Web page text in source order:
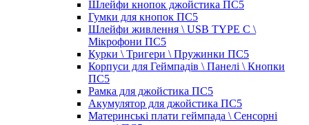
Шлейфи кнопок джойстика ПС5
Гумки для кнопок ПС5
Шлейфи живлення \ USB TYPE C \
Мікрофони ПС5
Курки \ Тригери \ Пружинки ПС5
Корпуси для Геймпадів \ Панелі \ Кнопки
ПС5
Рамка для джойстика ПС5
Акумулятор для джойстика ПС5
Материнські плати геймпада \ Сенсорні